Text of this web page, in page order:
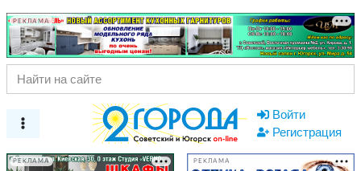
РЕКЛАМА
Войти
Регистрация
РЕКЛАМА РЕКЛАМА